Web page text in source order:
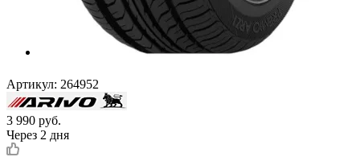
Артикул: 264952
3 990 руб.
Через 2 дня